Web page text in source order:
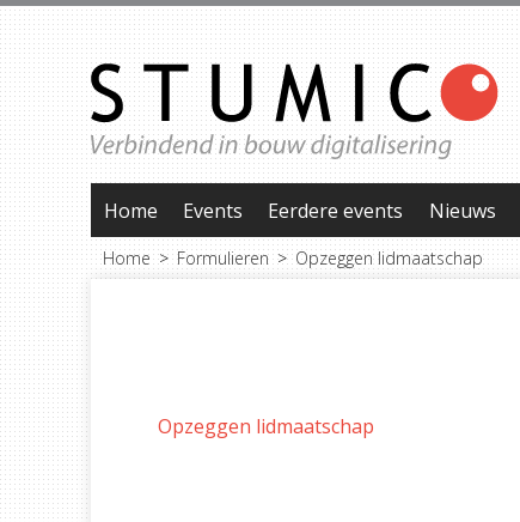
Home Events Eerdere events Nieuws
Home Formulieren Opzeggen lidmaatschap
Opzeggen lidmaatschap